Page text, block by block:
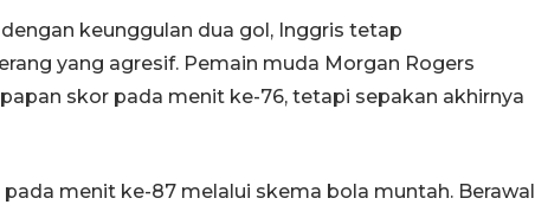
keunggulan dua gol, Inggris tetap
yang agresif. Pemain muda Morgan Rogers
skor pada menit ke-76, tetapi sepakan akhirnya
menit ke-87 melalui skema bola muntah. Berawal
Distribusi logistik pemilu
gunakan mobil jenazah
08 February 2024 15:30 WIB, 2024